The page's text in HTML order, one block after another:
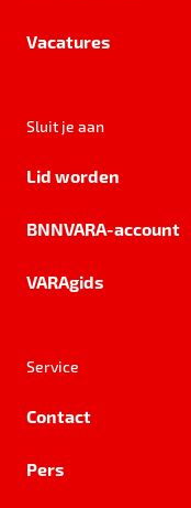
Vacatures
Sluit je aan
Lid worden
BNNVARA-account
VARAgids
Service
Contact
Pers